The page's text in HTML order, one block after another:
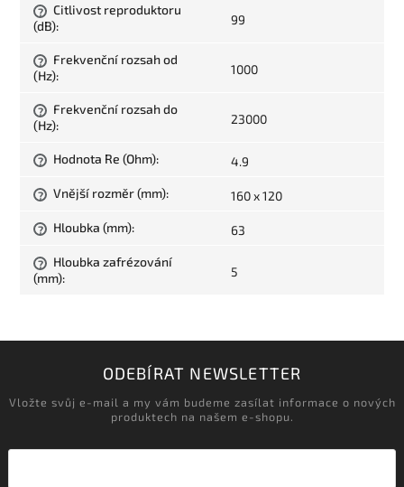
?
Citlivost reproduktoru
(dB): 99
?
Frekvenční rozsah od
(Hz): 1000
?
Frekvenční rozsah do
(Hz): 23000
? Hodnota Re (Ohm): 4.9
? Vnější rozměr (mm): 160 x 120
? Hloubka (mm): 63
?
Hloubka zafrézování
(mm): 5
ODEBÍRAT NEWSLETTER
Vložte svůj e-mail a my vám budeme zasílat informace o nových
produktech na našem e-shopu.